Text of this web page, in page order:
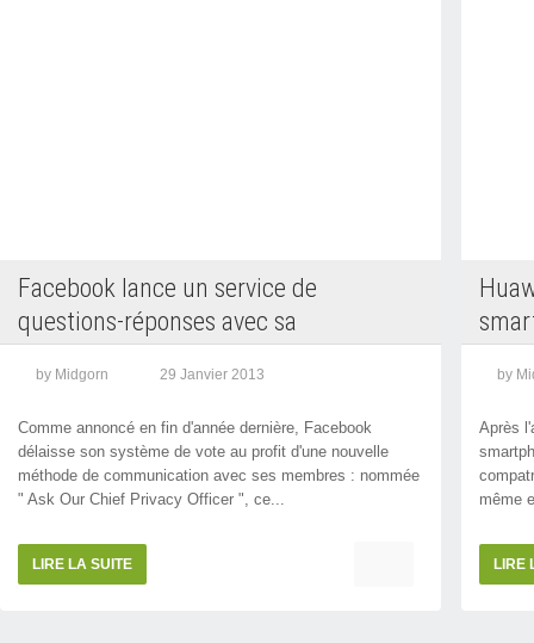
Facebook lance un service de
questions-réponses avec sa
responsable de la vie privée
by Midgorn 29 Janvier 2013
Comme annoncé en fin d'année dernière, Facebook
délaisse son système de vote au profit d'une nouvelle
méthode de communication avec ses membres : nommée
" Ask Our Chief Privacy Officer ", ce...
LIRE LA SUITE
by
Après
même
LIRE